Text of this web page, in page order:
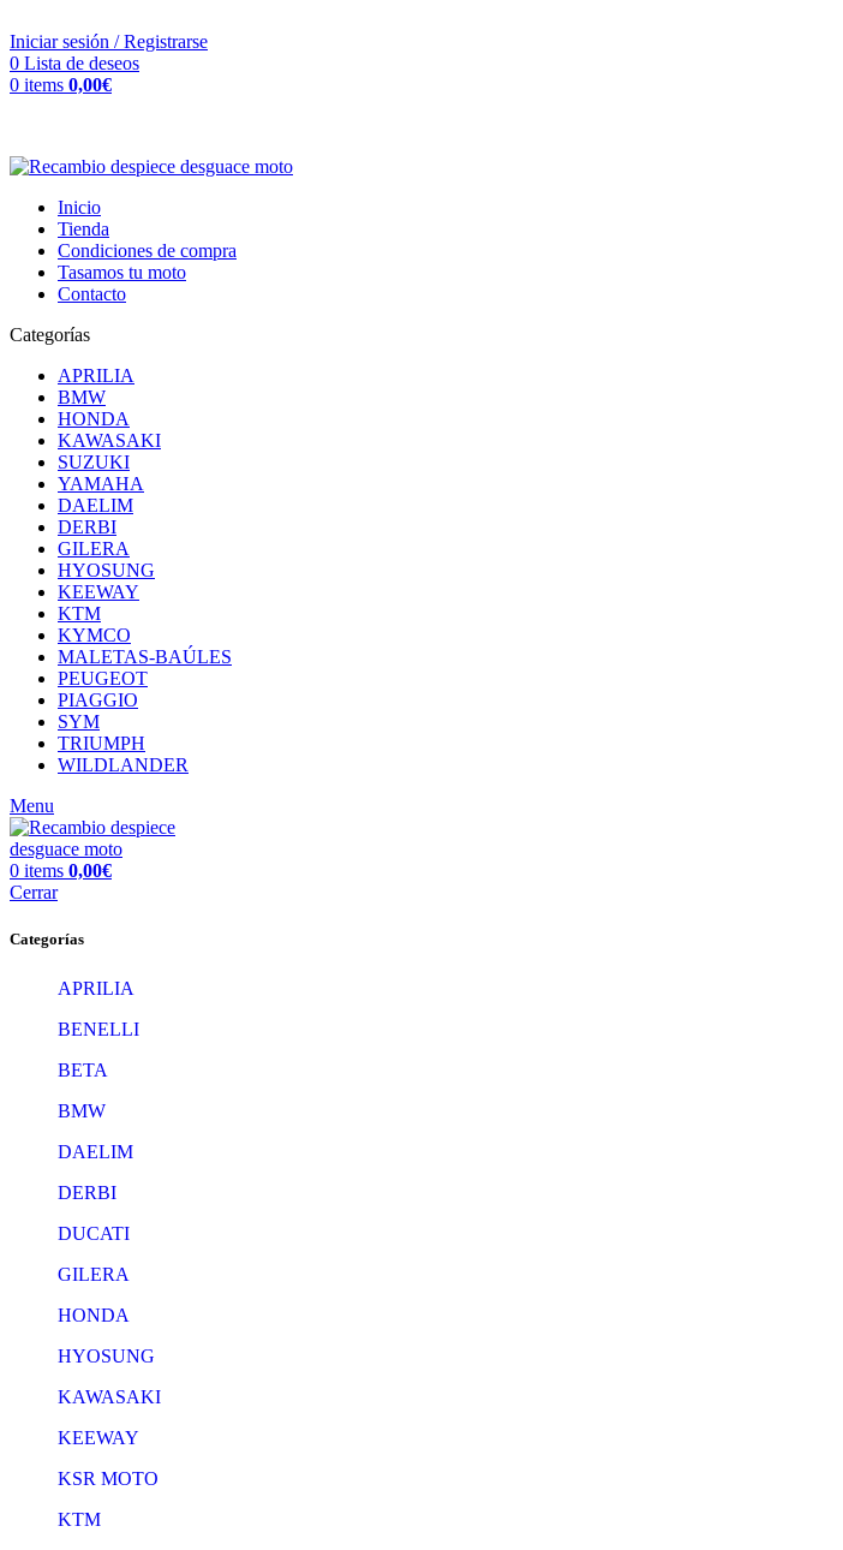
Iniciar sesión / Registrarse
0 Lista de deseos
0 items 0,00€
Inicio
Tienda
Condiciones de compra
Tasamos tu moto
Contacto
Categorías
APRILIA
BMW
HONDA
KAWASAKI
SUZUKI
YAMAHA
DAELIM
DERBI
GILERA
HYOSUNG
KEEWAY
KTM
KYMCO
MALETAS-BAÚLES
PEUGEOT
PIAGGIO
SYM
TRIUMPH
WILDLANDER
Menu
0 items 0,00€
Cerrar
Categorías
APRILIA
BENELLI
BETA
BMW
DAELIM
DERBI
DUCATI
GILERA
HONDA
HYOSUNG
KAWASAKI
KEEWAY
KSR MOTO
KTM